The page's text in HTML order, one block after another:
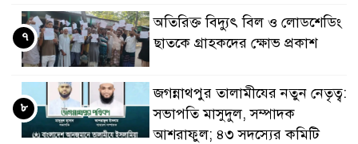
অতিরিক্ত বিদ্যুৎ বিল ও লোডশেডিং
ছাতকে গ্রাহকদের ক্ষোভ প্রকাশ
৭
জগন্নাথপুর তালামীযের নতুন নেতৃত্ব:
সভাপতি মাসুদুল, সম্পাদক
আশরাফুল; ৪৩ সদস্যের কমিটি
৮